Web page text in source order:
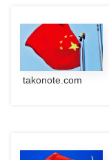
takonote.com